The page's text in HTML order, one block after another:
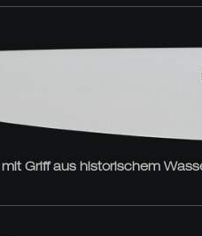
Griff aus historischem